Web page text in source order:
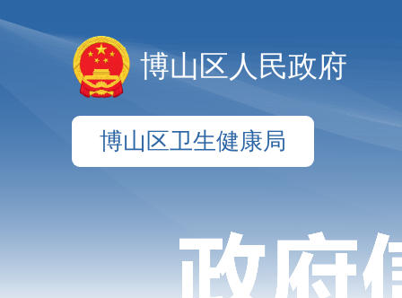
博山区人民政府
博山区卫生健康局